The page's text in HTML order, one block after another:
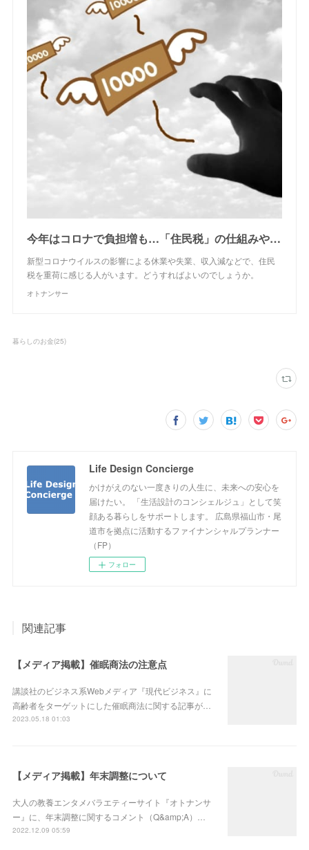
今年はコロナで負担増も…「住民税」の仕組みや自治体ごとの違いとは | オトナンサー
新型コロナウイルスの影響による休業や失業、収入減などで、住民
税を重荷に感じる人がいます。どうすればよいのでしょうか。
オトナンサー
暮らしのお金(25)
Life Design Concierge
かけがえのない一度きりの人生に、未来への安心を
届けたい。 「生活設計のコンシェルジュ」として笑
顔ある暮らしをサポートします。 広島県福山市・尾
道市を拠点に活動するファイナンシャルプランナー
（FP）
フォロー
関連記事
【メディア掲載】催眠商法の注意点
講談社のビジネス系Webメディア『現代ビジネス』に
高齢者をターゲットにした催眠商法に関する記事が…
2023.05.18 01:03
【メディア掲載】年末調整について
大人の教養エンタメバラエティーサイト『オトナンサ
ー』に、年末調整に関するコメント（Q&amp;A）…
2022.12.09 05:59